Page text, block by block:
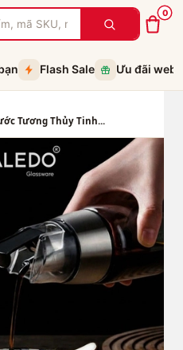
0
Flash Sale Ưu đãi web
Tương Thủy Tinh...